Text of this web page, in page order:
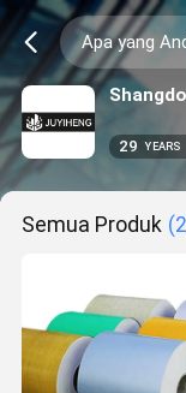
29 YEARS
Semua Produk